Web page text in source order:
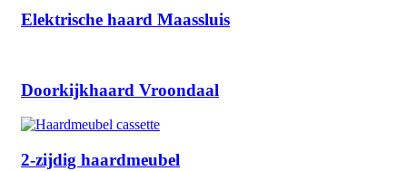
Elektrische haard Maassluis
Doorkijkhaard Vroondaal
2-zijdig haardmeubel